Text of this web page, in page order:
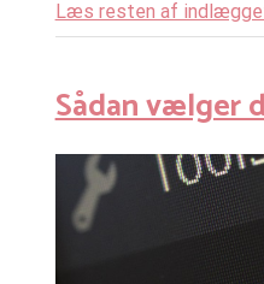
Læs resten af
Sådan vælger